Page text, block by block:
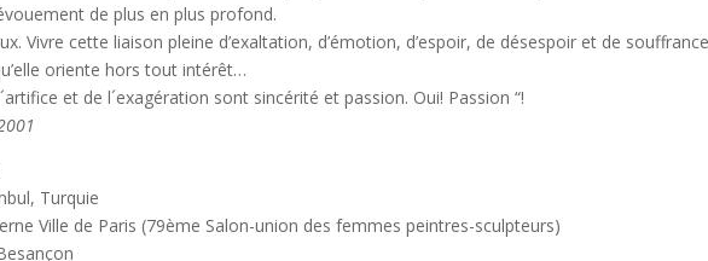
de plus en plus profond.
Vivre cette liaison pleine d’exaltation, d’émotion, d’espoir, de désespoir et de
oriente hors tout intérêt…
et de l´exagération sont sincérité et passion. Oui! Passion “!
Turquie
Ville de Paris (79ème Salon-union des femmes peintres-sculpteurs)